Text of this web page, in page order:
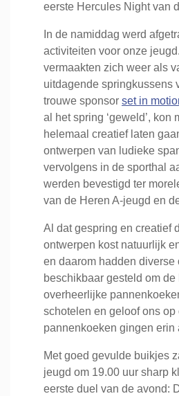
eerste Hercules Night van
In de namiddag werd
activiteiten voor onze
vermaakten zich weer als
uitdagende springkussens
trouwe sponsor set in
al het spring ‘geweld’, kon
helemaal creatief laten
ontwerpen van ludieke
vervolgens in de sporthal
werden bevestigd ter
van de Heren A-jeugd en
Al dat gespring en creatief
ontwerpen kost natuurlijk
en daarom hadden diverse
beschikbaar gesteld om
overheerlijke
schotelen en geloof ons op
pannenkoeken gingen erin
Met goed gevulde buikjes
jeugd om 19.00 uur sharp
eerste duel van de avond: